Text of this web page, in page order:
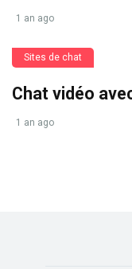
1 an ago
Sites de chat
Chat vidéo
1 an ago